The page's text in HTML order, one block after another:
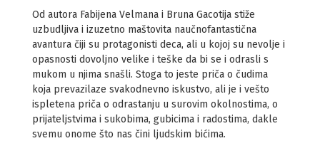
Od autora Fabijena Velmana i Bruna Gacotija stiže
uzbudljiva i izuzetno maštovita naučnofantastična
avantura čiji su protagonisti deca, ali u kojoj su nevolje i
opasnosti dovoljno velike i teške da bi se i odrasli s
mukom u njima snašli. Stoga to jeste priča o čudima
koja prevazilaze svakodnevno iskustvo, ali je i vešto
ispletena priča o odrastanju u surovim okolnostima, o
prijateljstvima i sukobima, gubicima i radostima, dakle
svemu onome što nas čini ljudskim bićima.